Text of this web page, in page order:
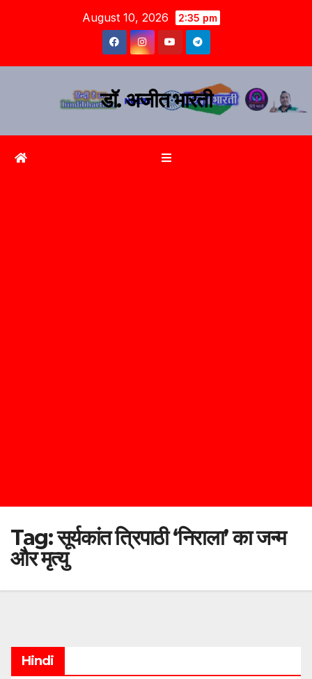
August 10, 2026 2:35 pm
डॉ. अजीत भारती
Tag:सूर्यकांत त्रिपाठी ‘निराला’ का जन्म
और मृत्यु
Hindi